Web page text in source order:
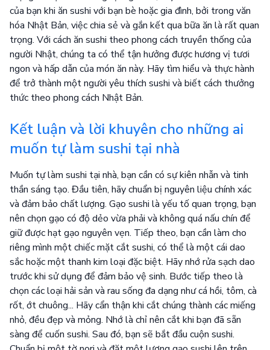
của bạn khi ăn sushi với bạn bè hoặc gia đình, bởi trong văn
hóa Nhật Bản, việc chia sẻ và gắn kết qua bữa ăn là rất quan
trọng. Với cách ăn sushi theo phong cách truyền thống của
người Nhật, chúng ta có thể tận hưởng được hương vị tươi
ngon và hấp dẫn của món ăn này. Hãy tìm hiểu và thực hành
để trở thành một người yêu thích sushi và biết cách thưởng
thức theo phong cách Nhật Bản.
Kết luận và lời khuyên cho những ai
muốn tự làm sushi tại nhà
Muốn tự làm sushi tại nhà, bạn cần có sự kiên nhẫn và tinh
thần sáng tạo. Đầu tiên, hãy chuẩn bị nguyên liệu chính xác
và đảm bảo chất lượng. Gạo sushi là yếu tố quan trọng, bạn
nên chọn gạo có độ dẻo vừa phải và không quá nấu chín để
giữ được hạt gạo nguyên vẹn. Tiếp theo, bạn cần làm cho
riêng mình một chiếc mặt cắt sushi, có thể là một cái dao
sắc hoặc một thanh kim loại đặc biệt. Hãy nhớ rửa sạch dao
trước khi sử dụng để đảm bảo vệ sinh. Bước tiếp theo là
chọn các loại hải sản và rau sống đa dạng như cá hồi, tôm, cà
rốt, ớt chuông... Hãy cẩn thận khi cắt chúng thành các miếng
nhỏ, đều đẹp và mỏng. Nhớ là chỉ nên cắt khi bạn đã sẵn
sàng để cuốn sushi. Sau đó, bạn sẽ bắt đầu cuộn sushi.